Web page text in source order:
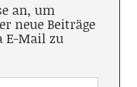
an, um
neue Beiträge
E-Mail zu